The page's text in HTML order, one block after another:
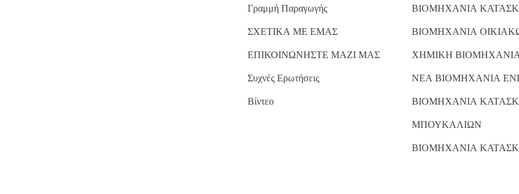
Γραμμή Παραγωγής
ΣΧΕΤΙΚΑ ΜΕ ΕΜΑΣ
ΕΠΙΚΟΙΝΩΝΗΣΤΕ ΜΑΖΙ ΜΑΣ
Συχνές Ερωτήσεις
Βίντεο
ΒΙΟΜΗΧΑΝΙΑ
ΒΙΟΜΗΧΑΝΙΑ
ΧΗΜΙΚΗ
ΝΕΑ ΒΙΟΜΗΧΑΝΙΑ
ΒΙΟΜΗΧΑΝΙΑ
ΜΠΟΥΚΑΛΙΩΝ
ΒΙΟΜΗΧΑΝΙΑ